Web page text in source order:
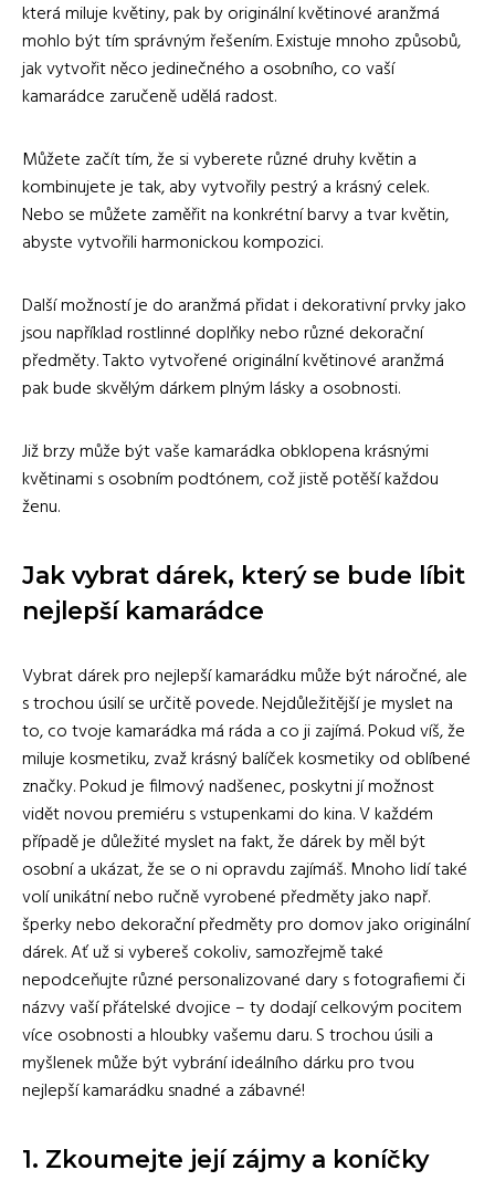
která miluje květiny, pak by originální květinové aranžmá
mohlo být tím správným řešením. Existuje mnoho způsobů,
jak vytvořit něco jedinečného a osobního, co vaší
kamarádce zaručeně udělá radost.
Můžete začít tím, že si vyberete různé druhy květin a
kombinujete je tak, aby vytvořily pestrý a krásný celek.
Nebo se můžete zaměřit na konkrétní barvy a tvar květin,
abyste vytvořili harmonickou kompozici.
Další možností je do aranžmá přidat i dekorativní prvky jako
jsou například rostlinné doplňky nebo různé dekorační
předměty. Takto vytvořené originální květinové aranžmá
pak bude skvělým dárkem plným lásky a osobnosti.
Již brzy může být vaše kamarádka obklopena krásnými
květinami s osobním podtónem, což jistě potěší každou
ženu.
Jak vybrat dárek, který se bude líbit
nejlepší kamarádce
Vybrat dárek pro nejlepší kamarádku může být náročné, ale
s trochou úsilí se určitě povede. Nejdůležitější je myslet na
to, co tvoje kamarádka má ráda a co ji zajímá. Pokud víš, že
miluje kosmetiku, zvaž krásný balíček kosmetiky od oblíbené
značky. Pokud je filmový nadšenec, poskytni jí možnost
vidět novou premiéru s vstupenkami do kina. V každém
případě je důležité myslet na fakt, že dárek by měl být
osobní a ukázat, že se o ni opravdu zajímáš. Mnoho lidí také
volí unikátní nebo ručně vyrobené předměty jako např.
šperky nebo dekorační předměty pro domov jako originální
dárek. Ať už si vybereš cokoliv, samozřejmě také
nepodceňujte různé personalizované dary s fotografiemi či
názvy vaší přátelské dvojice – ty dodají celkovým pocitem
více osobnosti a hloubky vašemu daru. S trochou úsili a
myšlenek může být vybrání ideálního dárku pro tvou
nejlepší kamarádku snadné a zábavné!
1. Zkoumejte její zájmy a koníčky